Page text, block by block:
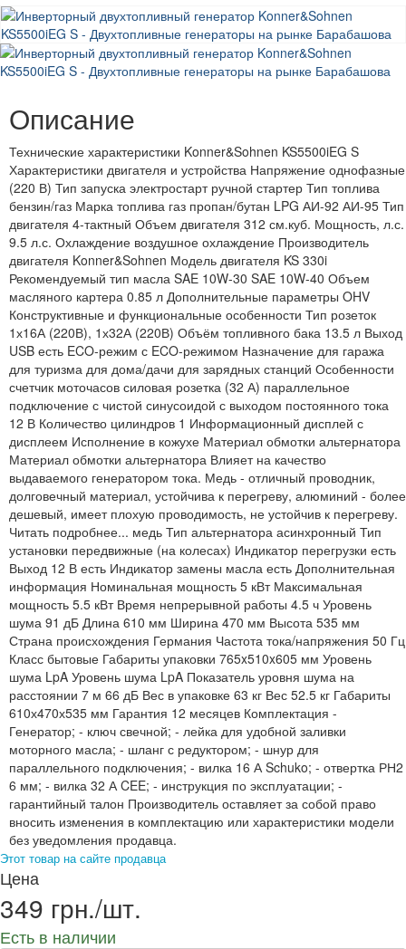
Описание
Технические характеристики Konner&Sohnen KS5500iEG S
Характеристики двигателя и устройства Напряжение однофазные
(220 В) Тип запуска электростарт ручной стартер Тип топлива
бензин/газ Марка топлива газ пропан/бутан LPG АИ-92 АИ-95 Тип
двигателя 4-тактный Объем двигателя 312 см.куб. Мощность, л.с.
9.5 л.с. Охлаждение воздушное охлаждение Производитель
двигателя Konner&Sohnen Модель двигателя KS 330i
Рекомендуемый тип масла SAE 10W-30 SAE 10W-40 Объем
масляного картера 0.85 л Дополнительные параметры OHV
Конструктивные и функциональные особенности Тип розеток
1х16А (220В), 1х32А (220В) Объём топливного бака 13.5 л Выход
USB есть ECO-режим с ECO-режимом Назначение для гаража
для туризма для дома/дачи для зарядных станций Особенности
счетчик моточасов силовая розетка (32 А) параллельное
подключение с чистой синусоидой с выходом постоянного тока
12 В Количество цилиндров 1 Информационный дисплей с
дисплеем Исполнение в кожухе Материал обмотки альтернатора
Материал обмотки альтернатора Влияет на качество
выдаваемого генератором тока. Медь - отличный проводник,
долговечный материал, устойчива к перегреву, алюминий - более
дешевый, имеет плохую проводимость, не устойчив к перегреву.
Читать подробнее... медь Тип альтернатора асинхронный Тип
установки передвижные (на колесах) Индикатор перегрузки есть
Выход 12 В есть Индикатор замены масла есть Дополнительная
информация Номинальная мощность 5 кВт Максимальная
мощность 5.5 кВт Время непрерывной работы 4.5 ч Уровень
шума 91 дБ Длина 610 мм Ширина 470 мм Высота 535 мм
Страна происхождения Германия Частота тока/напряжения 50 Гц
Класс бытовые Габариты упаковки 765x510x605 мм Уровень
шума LpA Уровень шума LpA Показатель уровня шума на
расстоянии 7 м 66 дБ Вес в упаковке 63 кг Вес 52.5 кг Габариты
610х470х535 мм Гарантия 12 месяцев Комплектация -
Генератор; - ключ свечной; - лейка для удобной заливки
моторного масла; - шланг с редуктором; - шнур для
параллельного подключения; - вилка 16 А Schuko; - отвертка РН2
6 мм; - вилка 32 А CEE; - инструкция по эксплуатации; -
гарантийный талон Производитель оставляет за собой право
вносить изменения в комплектацию или характеристики модели
без уведомления продавца.
Этот товар на сайте продавца
Цена
349 грн./шт.
Есть в наличии